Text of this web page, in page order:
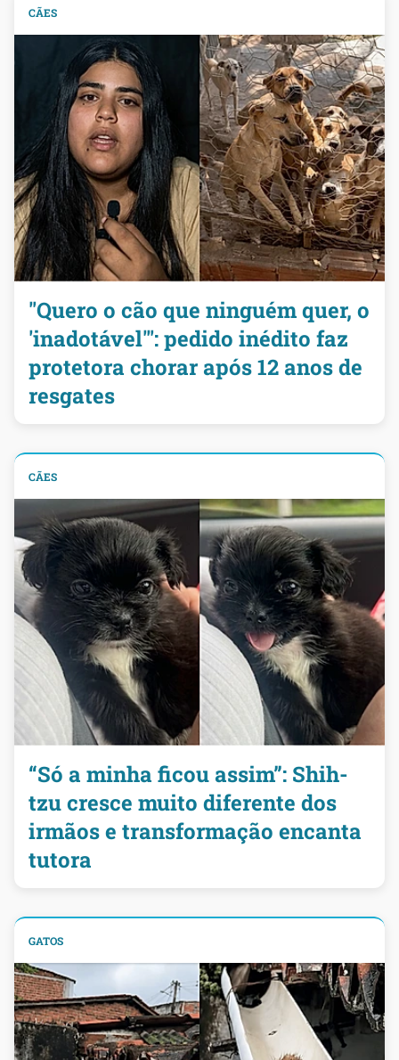
CÃES
"Quero o cão que ninguém quer, o
'inadotável'": pedido inédito faz
protetora chorar após 12 anos de
resgates
CÃES
“Só a minha ficou assim”: Shih-
tzu cresce muito diferente dos
irmãos e transformação encanta
tutora
GATOS